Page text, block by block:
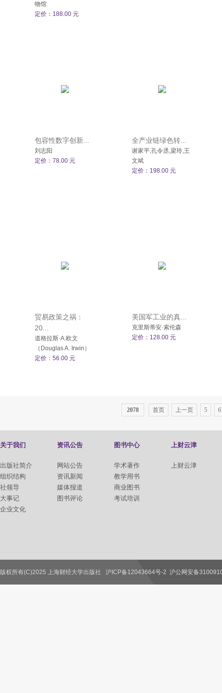
物馆
定价：188.00 元
包容性数字创新...
刘志阳
定价：78.00 元
全产业链绿色转...
谢家平,孔令丞,梁玲,王
文斌
定价：198.00 元
贸易政策之祸：
20...
道格拉斯·A.欧文
（Douglas A. Irwin）
定价：56.00 元
美国军工业的真...
克里斯蒂安·索伦森
定价：128.00 元
2078 首页 上一页 5 6
关于我们
出版社简介
组织结构
社领导
大事记
企业文化
资讯公告
网站公告
资讯新闻
媒体报道
图书评论
图书中心
学术著作
教学用书
商业图书
考试培训
上财云津
上财云津
联系我们
版权所有(C)2025 上海财经大学出版社 沪ICP备12043664号-2 沪公网安备